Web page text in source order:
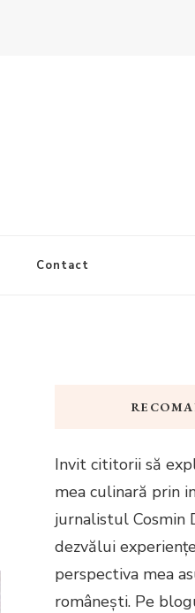
Contact
Invit cititorii să
mea culinară prin
jurnalistul Cosmin
dezvălui
perspectiva mea
românești. Pe